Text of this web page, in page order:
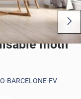
motif
BARCELONE-FV